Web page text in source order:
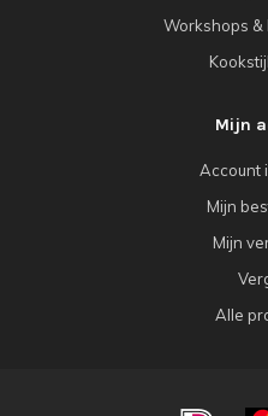
Workshops &
Mijn
Account
Mijn
Mijn
Alle